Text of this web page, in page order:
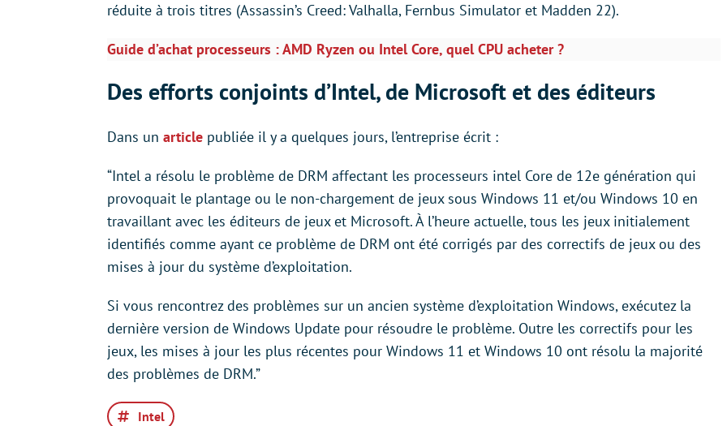
réduite à trois titres (Assassin’s Creed: Valhalla, Fernbus Simulator et Madden 22).
Guide d’achat processeurs : AMD Ryzen ou Intel Core, quel CPU acheter ?
Des efforts conjoints d’Intel, de Microsoft et des éditeurs
Dans un article publiée il y a quelques jours, l’entreprise écrit :
“Intel a résolu le problème de DRM affectant les processeurs intel Core de 12e génération qui
provoquait le plantage ou le non-chargement de jeux sous Windows 11 et/ou Windows 10 en
travaillant avec les éditeurs de jeux et Microsoft. À l’heure actuelle, tous les jeux initialement
identifiés comme ayant ce problème de DRM ont été corrigés par des correctifs de jeux ou des
mises à jour du système d’exploitation.
Si vous rencontrez des problèmes sur un ancien système d’exploitation Windows, exécutez la
dernière version de Windows Update pour résoudre le problème. Outre les correctifs pour les
jeux, les mises à jour les plus récentes pour Windows 11 et Windows 10 ont résolu la majorité
des problèmes de DRM.”
Intel